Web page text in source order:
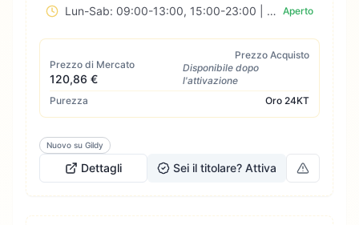
Lun-Sab: 09:00-13:00, 15:00-23:00 | Dom: Chiuso Aperto
Prezzo di Mercato
120,86 €
Prezzo Acquisto
Disponibile dopo
l'attivazione
Purezza
Oro 24KT
Nuovo su Gildy
Dettagli Sei il titolare? Attiva